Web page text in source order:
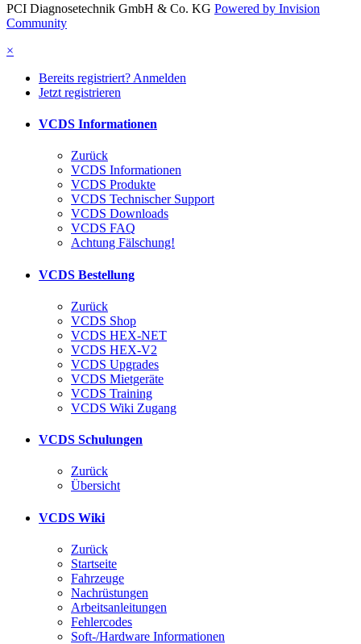
PCI Diagnosetechnik GmbH & Co. KG Powered by Invision
Community
×
Bereits registriert? Anmelden
Jetzt registrieren
VCDS Informationen
Zurück
VCDS Informationen
VCDS Produkte
VCDS Technischer Support
VCDS Downloads
VCDS FAQ
Achtung Fälschung!
VCDS Bestellung
Zurück
VCDS Shop
VCDS HEX-NET
VCDS HEX-V2
VCDS Upgrades
VCDS Mietgeräte
VCDS Training
VCDS Wiki Zugang
VCDS Schulungen
Zurück
Übersicht
VCDS Wiki
Zurück
Startseite
Fahrzeuge
Nachrüstungen
Arbeitsanleitungen
Fehlercodes
Soft-/Hardware Informationen